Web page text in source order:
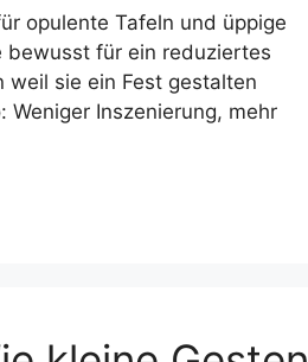
opulente Tafeln und üppige
bewusst für ein reduziertes
weil sie ein Fest gestalten
Inszenierung, mehr